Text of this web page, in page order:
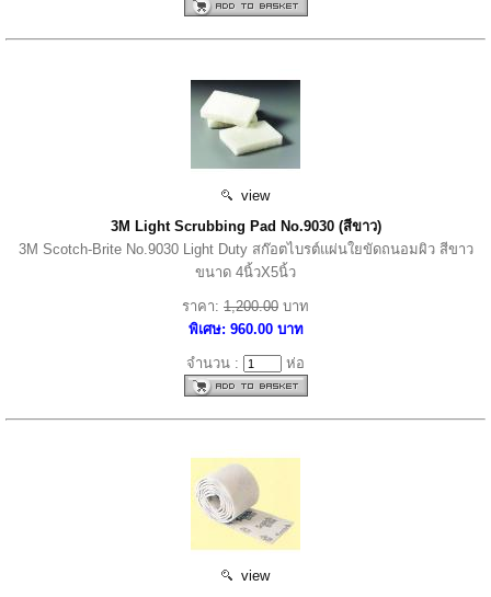
view
3M Light Scrubbing Pad No.9030 (สีขาว)
3M Scotch-Brite No.9030 Light Duty สก๊อตไบรต์แผ่นใยขัดถนอมผิว สีขาว
ขนาด 4นิ้วX5นิ้ว
ราคา: 1,200.00 บาท
พิเศษ: 960.00 บาท
จำนวน : ห่อ
view